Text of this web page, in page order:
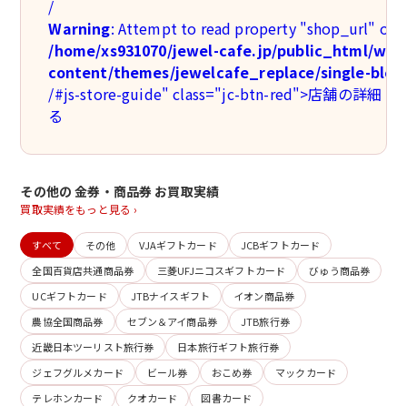
/
Warning: Attempt to read property "shop_url" on
/home/xs931070/jewel-cafe.jp/public_html/wp-
content/themes/jewelcafe_replace/single-
/#js-store-guide" class="jc-btn-red">店舗の詳細・
る
その他の 金券・商品券 お買取実績
買取実績をもっと見る ›
すべて その他 VJAギフトカード
JCBギフトカード
全国百貨店共通商品券
三菱UFJニコスギフトカード
びゅう商品券
UCギフトカード
JTBナイスギフト
イオン商品券
農協全国商品券
セブン＆アイ商品券
JTB旅行券
近畿日本ツーリスト旅行券
日本旅行ギフト旅行券
ジェフグルメカード
ビール券 おこめ券
マックカード
テレホンカード
クオカード 図書カード